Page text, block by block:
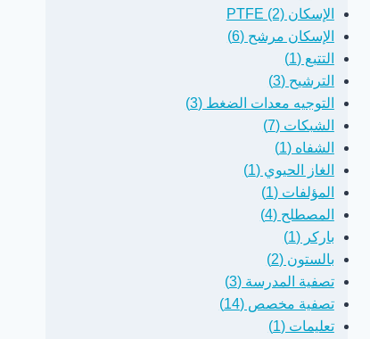
الإسكان PTFE (2)
الإسكان مرشح (6)
التتبع (1)
الترشيح (3)
التوجيه معدات الضغط (3)
الشبكات (7)
الشفاه (1)
الغاز الحيوي (1)
المؤلفات (1)
المصطلح (4)
باركر (1)
بالستون (2)
تصفية المدرسة (3)
تصفية مخصص (14)
تعليمات (1)